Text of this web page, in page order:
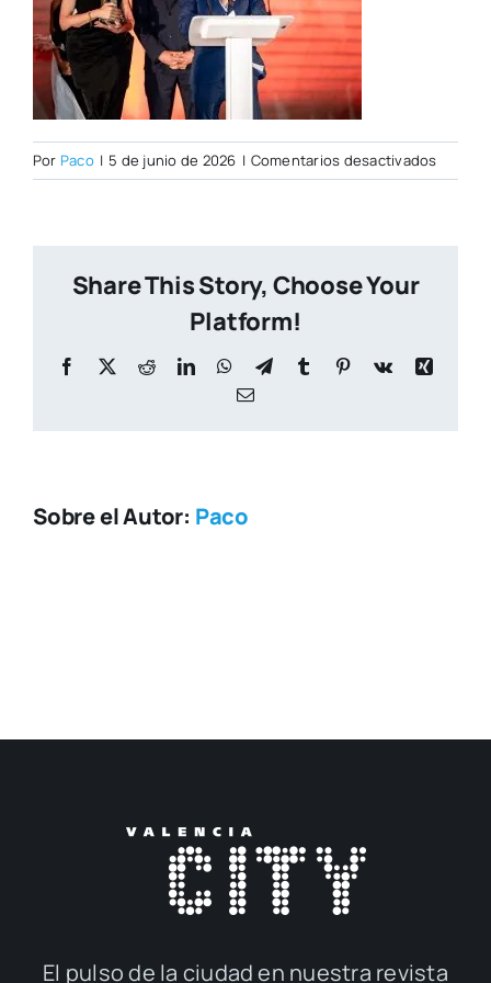
Por Paco | 5 de junio de 2026 | Comentarios desactivadosen
Foto85
Share This Story, Choose Your
Platform!
Facebook
X RedditLinkedInWhatsApp
TelegramTumblr Pinterest
Vk
Xing
Correo
Sobre el Autor: Paco
El pul­so de la ciu­dad en nues­tra revis­ta